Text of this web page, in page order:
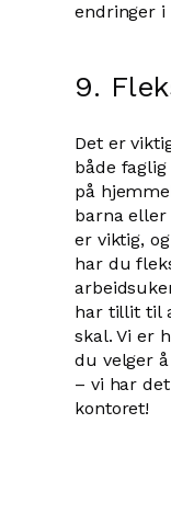
endringer i
9.
Det er
både
på
barna eller
er viktig,
har du
har tillit til
skal. Vi er
du velger
– vi har
kontoret!